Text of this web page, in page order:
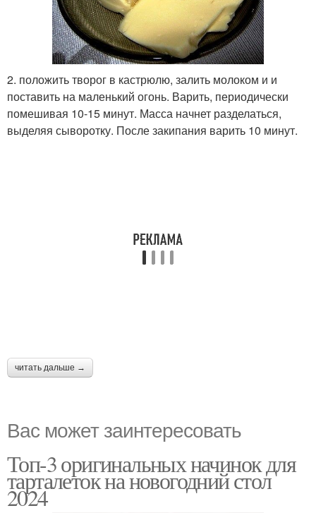
2. положить творог в кастрюлю, залить молоком и и
поставить на маленький огонь. Варить, периодически
помешивая 10-15 минут. Масса начнет разделаться,
выделяя сыворотку. После закипания варить 10 минут.
читать дальше →
Вас может заинтересовать
Топ-3 оригинальных начинок для
тарталеток на новогодний стол
2024